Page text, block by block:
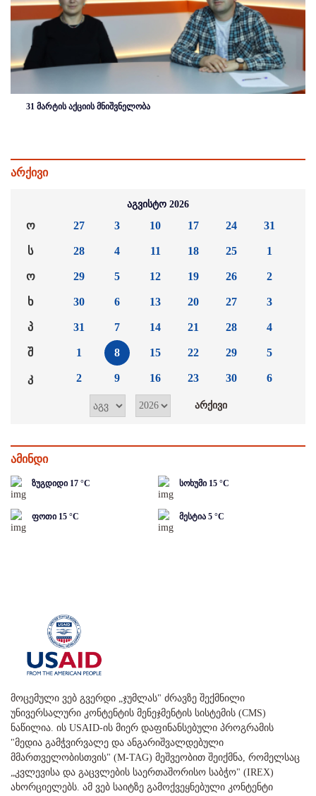
31 მარტის აქციის მნიშვნელობა
არქივი
აგვისტო 2026
ო
ს
ო
ხ
პ
შ
კ
27
28
29
30
31
1
2
3
4
5
6
7
8
9
10
11
12
13
14
15
16
17
18
19
20
21
22
23
24
25
26
27
28
29
30
31
1
2
3
4
5
6
ამინდი
ზუგდიდი 17 °C სოხუმი 15 °C
ფოთი 15 °C მესტია 5 °C
მოცემული ვებ გვერდი „ჯუმლას" ძრავზე შექმნილი
უნივერსალური კონტენტის მენეჯმენტის სისტემის (CMS)
ნაწილია. ის USAID-ის მიერ დაფინანსებული პროგრამის
"მედია გამჭვირვალე და ანგარიშვალდებული
მმართველობისთვის" (M-TAG) მეშვეობით შეიქმნა, რომელსაც
„კვლევისა და გაცვლების საერთაშორისო საბჭო" (IREX)
ახორციელებს. ამ ვებ საიტზე გამოქვეყნებული კონტენტი